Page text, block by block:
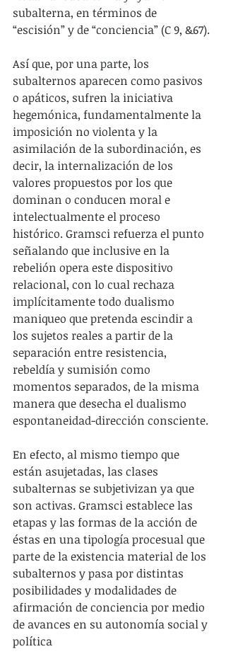
subalterna, en términos de
“escisión” y de “conciencia” (C 9, &67).
Así que, por una parte, los
subalternos aparecen como pasivos
o apáticos, sufren la iniciativa
hegemónica, fundamentalmente la
imposición no violenta y la
asimilación de la subordinación, es
decir, la internalización de los
valores propuestos por los que
dominan o conducen moral e
intelectualmente el proceso
histórico. Gramsci refuerza el punto
señalando que inclusive en la
rebelión opera este dispositivo
relacional, con lo cual rechaza
implícitamente todo dualismo
maniqueo que pretenda escindir a
los sujetos reales a partir de la
separación entre resistencia,
rebeldía y sumisión como
momentos separados, de la misma
manera que desecha el dualismo
espontaneidad-dirección consciente.
En efecto, al mismo tiempo que
están asujetadas, las clases
subalternas se subjetivizan ya que
son activas. Gramsci establece las
etapas y las formas de la acción de
éstas en una tipología procesual que
parte de la existencia material de los
subalternos y pasa por distintas
posibilidades y modalidades de
afirmación de conciencia por medio
de avances en su autonomía social y
política